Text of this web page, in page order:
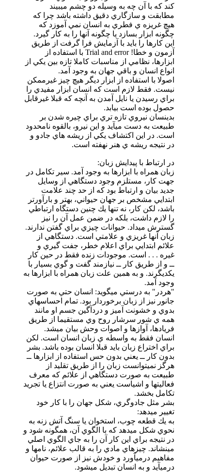
كند كه با آن چه به وسيله دو چشم ميبيند
مطابقت و سازگاري دقيق داشته باشد چرا كه
هيچ غريزه ي فطري به انسان نمي آموزد كه
چگونه ابزار بسازد يا چگونه آنها را به كار گيرد.
اين كارها را بايد با آزمايش فرا گرفت از طريق
آزمون و خطا! Trial and error با استفاده از
ابزارها، نظامي از مناسبات كاملا تازه بين يكي از
انواع انسان و باقي جهان به وجود آمد.
اصولا با استفاده از ابزار ديگر هيچ چيز غيرممكن
نيست. فقط لازم است كه انسان ابزار مفيدي را
براي رسيدن يا نايل آمدن به آنچه كه قبلا غيرقابل
حصول بوده است بيابد.
بدينسان نيروي تازه تري براي چيره شدن بر
طبيعت به دست ميآيد و اين نيرو، بالقوه نامحدود
است. در اين اكتشاف يكي از ريشه هاي جادو و
در نتيجه ريشه ي هنر نهفته است.
در ارتباط با پيدايش زبان:
زبان همراه با ابزارها به وجود آمد. سير تكامل در
جهت كار، مستلزم وجود دستگاهي از وسايل
جديد بيان و ارتباط بود كه از حد چند علامت
ابتدايي مشخص بر جهان حيواني، بهتر و بارآورتر
باشد، لكن كار، نه تنها يك چنين دستگاه ارتباطي
را لازم داشت، بلكه در ضمن عمل آن را نيز
گسترش ميداد. حيوانات چيزي براي گفتن ندارند.
زبان آنها غريزي و علامتي است. دستگاهي از
علائم ابتدايي براي اعلام خطر،‌ جفت گيري و
غيره . . . است. موجودات زنده فقط در حين كار
ــ و از طريق كار ــ‌ نيازمند گفت و گوي بسيار با
يكديگرند. و به همين علت زبان همراه با ابزارها به
وجود آمد.
"هردر" به درستي ميگويد: انسان حتي به صورت
جانور نيز از زبان برخوردار بود. تمام احساسهاي
بدوي و خشونت آميز و دردآگين جسم او مانند
همه ي شور سرشار روح وي مستقيما از طريق
فريادها، آوازها و اصوات وحش بيان ميشد.
انسان فقط به واسطه ي زبان انسان است. لكن
براي اختراع زبان بايد‌ قبلا انسان بوده باشد. بشر
بدون كار ــ يعني بدون حس استفاده از ابزارها ــ
هرگز نميتوانست زبان را از طريق تقليد‌ از
طبيعت به صورت دستگاهي از علائم كه معرف
فعاليتها و اشياست يعني به صورت انتزاع يا تجريد
تكامل بخشد.
بشر مثل جادوگري، شكل جهان را با كار خود
تغيير ميدهد:
به يك قطعه چوب، استخوان يا سنگ آتش زنه به
نحوي شكل ميدهد كه با الگوي آن، همگونه شود و
در نتيجه براي اين كار آن را به جاي الگوي اصلي
مينشاند. چيزهاي مادي را به قالب علائم، نامها و
مفاهيم درميآورد و خودش نيز از صورت حيوان
درميآيد و به انسان تبديل ميشود.